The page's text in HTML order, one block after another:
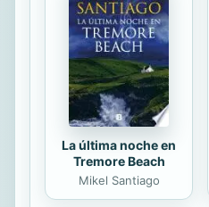
hacerlo, nos
ojos en
de Jesús,
reflexionar
La última noche en
Tremore Beach
Mikel Santiago